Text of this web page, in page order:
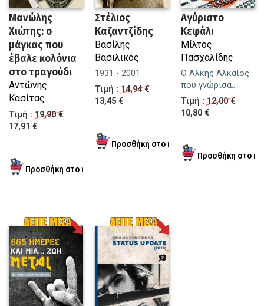
Μανώλης
Χιώτης: ο
μάγκας που
έβαλε κολόνια
στο τραγούδι
Αντώνης
Κασίτας
Τιμή : 19,90 €
17,91 €
Στέλιος
Καζαντζίδης
Βασίλης
Βασιλικός
1931 - 2001
Τιμή : 14,94 €
13,45 €
Αγύριστο
Κεφάλι
Μίλτος
Πασχαλίδης
Ο Άλκης Αλκαίος
που γνώρισα...
Τιμή : 12,00 €
10,80 €